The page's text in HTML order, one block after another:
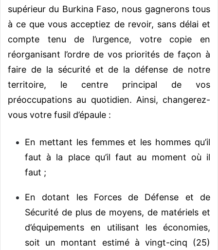
supérieur du Burkina Faso, nous gagnerons tous
à ce que vous acceptiez de revoir, sans délai et
compte tenu de l’urgence, votre copie en
réorganisant l’ordre de vos priorités de façon à
faire de la sécurité et de la défense de notre
territoire, le centre principal de vos
préoccupations au quotidien. Ainsi, changerez-
vous votre fusil d’épaule :
En mettant les femmes et les hommes qu’il
faut à la place qu’il faut au moment où il
faut ;
En dotant les Forces de Défense et de
Sécurité de plus de moyens, de matériels et
d’équipements en utilisant les économies,
soit un montant estimé à vingt-cinq (25)